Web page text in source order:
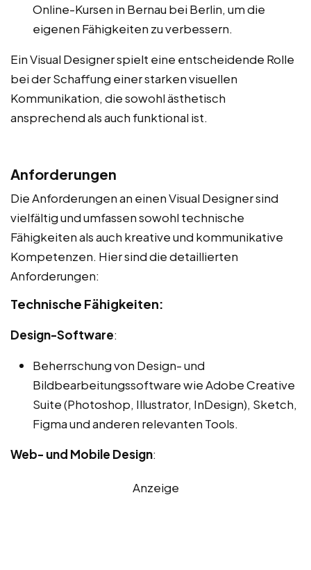
Online-Kursen in Bernau bei Berlin, um die
eigenen Fähigkeiten zu verbessern.
Ein Visual Designer spielt eine entscheidende Rolle
bei der Schaffung einer starken visuellen
Kommunikation, die sowohl ästhetisch
ansprechend als auch funktional ist.
Anforderungen
Die Anforderungen an einen Visual Designer sind
vielfältig und umfassen sowohl technische
Fähigkeiten als auch kreative und kommunikative
Kompetenzen. Hier sind die detaillierten
Anforderungen:
Technische Fähigkeiten:
Design-Software:
Beherrschung von Design- und
Bildbearbeitungssoftware wie Adobe Creative
Suite (Photoshop, Illustrator, InDesign), Sketch,
Figma und anderen relevanten Tools.
Web- und Mobile Design:
Anzeige